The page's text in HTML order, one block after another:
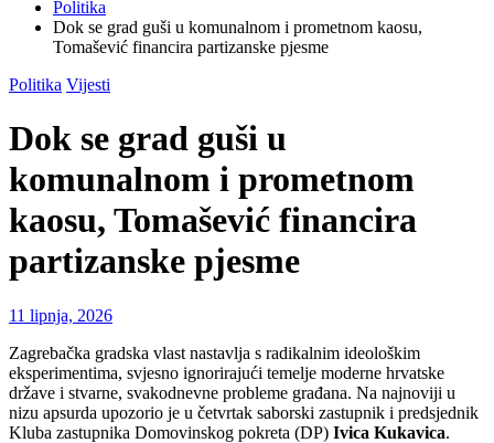
Politika
Dok se grad guši u komunalnom i prometnom kaosu,
Tomašević financira partizanske pjesme
Politika Vijesti
Dok se grad guši u
komunalnom i prometnom
kaosu, Tomašević financira
partizanske pjesme
11 lipnja, 2026
Zagrebačka gradska vlast nastavlja s radikalnim ideološkim
eksperimentima, svjesno ignorirajući temelje moderne hrvatske
države i stvarne, svakodnevne probleme građana. Na najnoviji u
nizu apsurda upozorio je u četvrtak saborski zastupnik i predsjednik
Kluba zastupnika Domovinskog pokreta (DP) Ivica Kukavica.